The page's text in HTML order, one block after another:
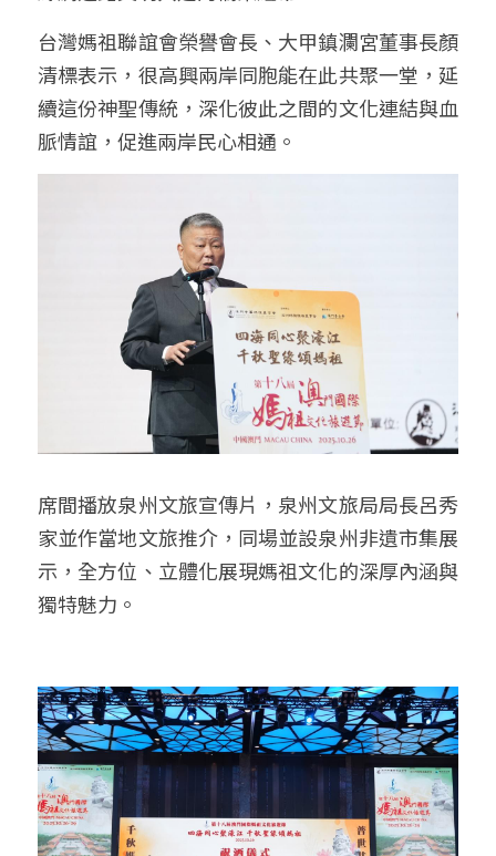
台灣媽祖聯誼會榮譽會長、大甲鎮瀾宮董事長顏
清標表示，很高興兩岸同胞能在此共聚一堂，延
續這份神聖傳統，深化彼此之間的文化連結與血
脈情誼，促進兩岸民心相通。
席間播放泉州文旅宣傳片，泉州文旅局局長呂秀
家並作當地文旅推介，同場並設泉州非遺市集展
示，全方位、立體化展現媽祖文化的深厚內涵與
獨特魅力。